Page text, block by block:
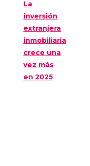
La
inversión
extranjera
inmobiliaria
crece una
vez más
en 2025